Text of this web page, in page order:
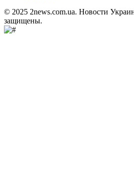
© 2025 2news.com.ua. Новости
защищены.